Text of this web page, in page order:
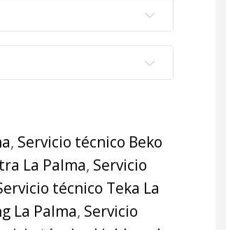
, Servicio técnico Beko
La Palma, Servicio
técnico Teka La
La Palma, Servicio